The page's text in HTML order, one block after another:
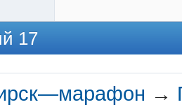
17
→